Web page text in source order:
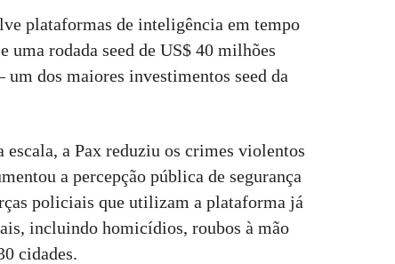
plataformas de inteligência em tempo
uma rodada seed de US$ 40 milhões
dos maiores investimentos seed da
a Pax reduziu os crimes violentos
a percepção pública de segurança
policiais que utilizam a plataforma já
incluindo homicídios, roubos à mão
cidades.